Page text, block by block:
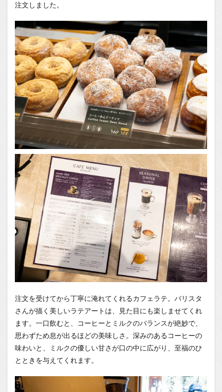
注文しました。
注文を受けてから丁寧に淹れてくれるカフェラテ。バリスタ
さんが描く美しいラテアートは、見た目にも楽しませてくれ
ます。一口飲むと、コーヒーとミルクのバランスが絶妙で、
思わずため息が出るほどの美味しさ。深みのあるコーヒーの
味わいと、ミルクの優しい甘さが口の中に広がり、至福のひ
とときを与えてくれます。